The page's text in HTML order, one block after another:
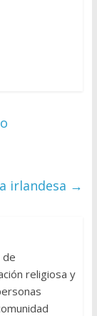
irlandesa →
de
religiosa y